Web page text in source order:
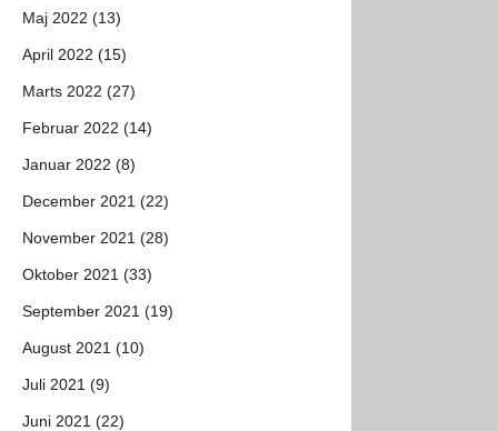
Maj 2022 (13)
April 2022 (15)
Marts 2022 (27)
Februar 2022 (14)
Januar 2022 (8)
December 2021 (22)
November 2021 (28)
Oktober 2021 (33)
September 2021 (19)
August 2021 (10)
Juli 2021 (9)
Juni 2021 (22)